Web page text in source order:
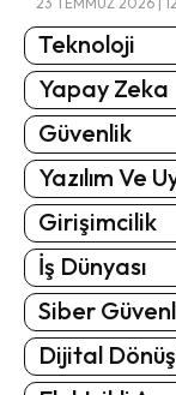
Teknoloji
Yapay Zeka
Güvenlik
Yazılım Ve
Girişimcilik
İş Dünyası
Siber
Dijital